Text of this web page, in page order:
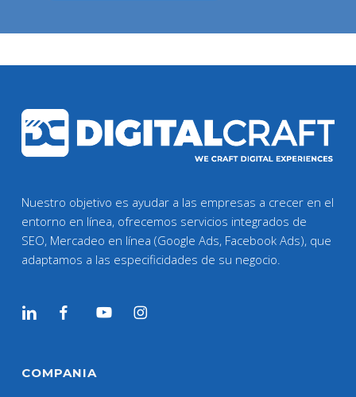
Nuestro objetivo es ayudar a las empresas a crecer en el
entorno en línea, ofrecemos servicios integrados de
SEO, Mercadeo en línea (Google Ads, Facebook Ads), que
adaptamos a las especificidades de su negocio.
COMPANIA